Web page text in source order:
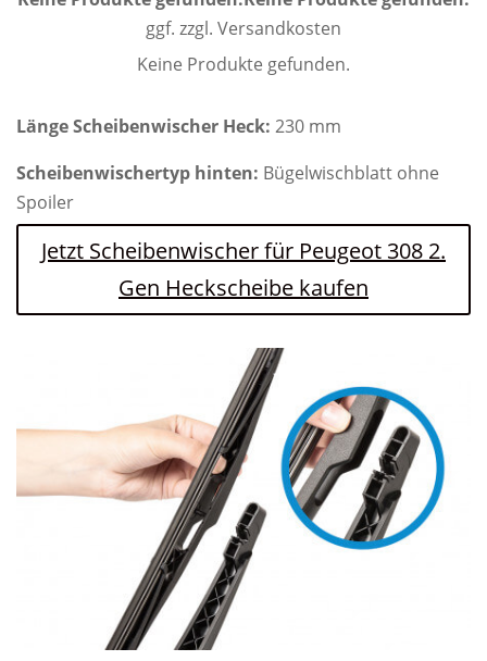
ggf. zzgl. Versandkosten
Keine Produkte gefunden.
Länge Scheibenwischer Heck: 230 mm
Scheibenwischertyp hinten: Bügelwischblatt ohne
Spoiler
Jetzt Scheibenwischer für Peugeot 308 2.
Gen Heckscheibe kaufen